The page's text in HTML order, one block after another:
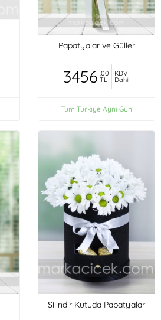
Papatyalar ve Güller
3456 ,00
TL
KDV
Dahil
Tüm Türkiye Aynı Gün
Silindir Kutuda Papatyalar